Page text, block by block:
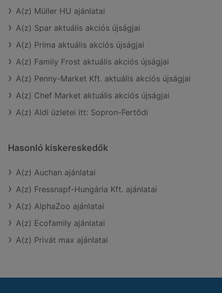
A(z) Müller HU ajánlatai
A(z) Spar aktuális akciós újságjai
A(z) Príma aktuális akciós újságjai
A(z) Family Frost aktuális akciós újságjai
A(z) Penny-Market Kft. aktuális akciós újságjai
A(z) Chef Market aktuális akciós újságjai
A(z) Aldi üzletei itt: Sopron-Fertődi
Hasonló kiskereskedők
A(z) Auchan ajánlatai
A(z) Fressnapf-Hungária Kft. ajánlatai
A(z) AlphaZoo ajánlatai
A(z) Ecofamily ajánlatai
A(z) Privát max ajánlatai